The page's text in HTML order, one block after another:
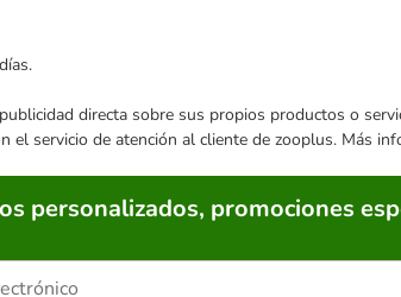
directa sobre sus propios productos o
servicio de atención al cliente de zooplus. Más
personalizados, promociones